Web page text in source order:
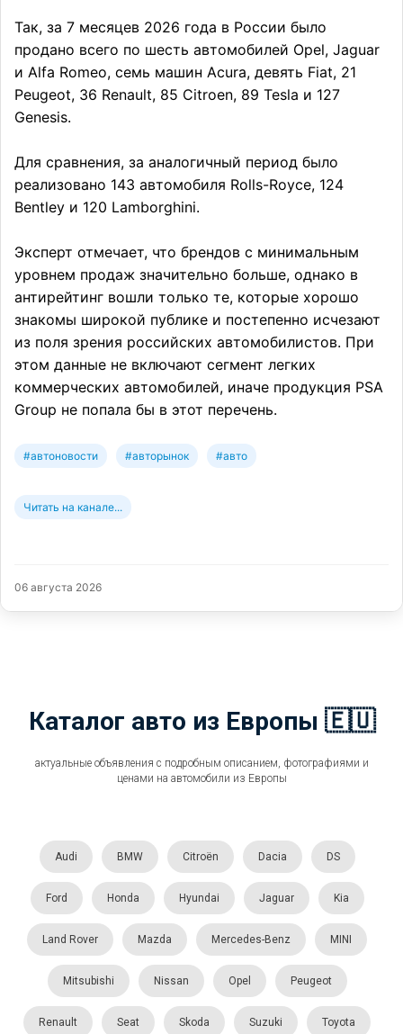
Так, за 7 месяцев 2026 года в России было
продано всего по шесть автомобилей Opel, Jaguar
и Alfa Romeo, семь машин Acura, девять Fiat, 21
Peugeot, 36 Renault, 85 Citroen, 89 Tesla и 127
Genesis.
Для сравнения, за аналогичный период было
реализовано 143 автомобиля Rolls-Royce, 124
Bentley и 120 Lamborghini.
Эксперт отмечает, что брендов с минимальным
уровнем продаж значительно больше, однако в
антирейтинг вошли только те, которые хорошо
знакомы широкой публике и постепенно исчезают
из поля зрения российских автомобилистов. При
этом данные не включают сегмент легких
коммерческих автомобилей, иначе продукция PSA
Group не попала бы в этот перечень.
#автоновости #авторынок #авто
Читать на канале...
06 августа 2026
Каталог авто из Европы 🇪🇺
актуальные объявления с подробным описанием, фотографиями и
ценами на автомобили из Европы
Audi BMW Citroën Dacia DS
Ford Honda Hyundai Jaguar Kia
Land Rover Mazda Mercedes-Benz MINI
Mitsubishi Nissan Opel Peugeot
Renault Seat Skoda Suzuki Toyota